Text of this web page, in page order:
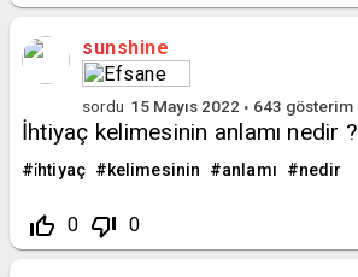
sunshine
sordu 15 Mayıs 2022 643 gösterim
İhtiyaç kelimesinin anlamı nedir ?
i̇htiyaç kelimesinin anlamı nedir
thumb_up_off_alt 0 thumb_down_off_alt 0